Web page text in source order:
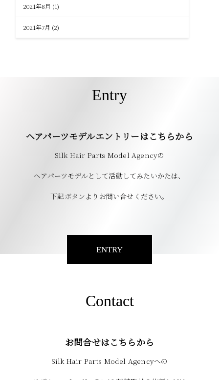
2021年8月 (1)
2021年7月 (2)
Entry
ヘアパーツモデルエントリーはこちらから
Silk Hair Parts Model Agencyの
ヘアパーツモデルとして活動してみたいかたは、
下記ボタンよりお問い合せください。
ENTRY
Contact
お問合せはこちらから
Silk Hair Parts Model Agencyへの